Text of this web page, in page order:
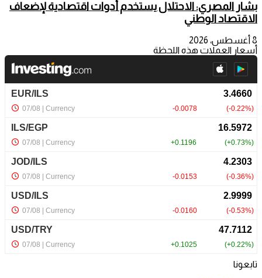
بشار المصري: الاحتلال يستخدم أدوات اقتصادية لإضعاف
الاقتصاد الوطني
8 أغسطس، 2026
أسعار العملات هذه اللحظة
تابعونا